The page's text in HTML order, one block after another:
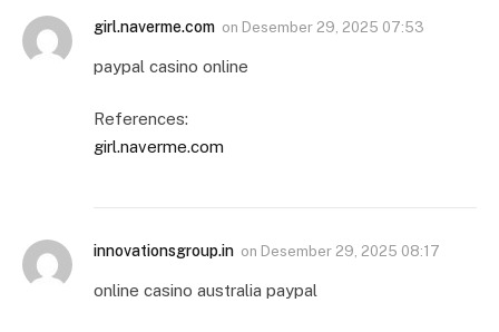
girl.naverme.com on Desember 29, 2025 07:53
paypal casino online
References:
girl.naverme.com
innovationsgroup.in on Desember 29, 2025 08:17
online casino australia paypal